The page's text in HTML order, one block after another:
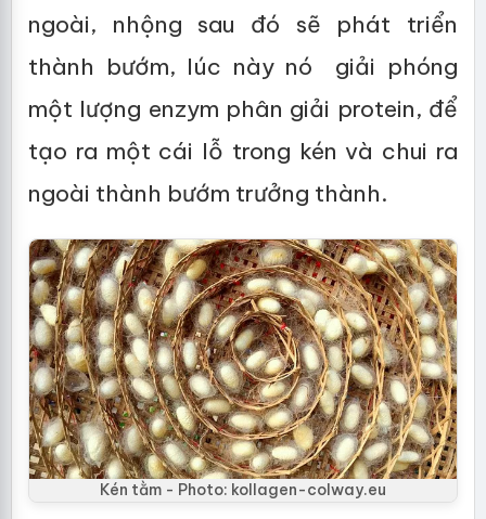
ngoài, nhộng sau đó sẽ phát triển
thành bướm, lúc này nó giải phóng
một lượng enzym phân giải protein, để
tạo ra một cái lỗ trong kén và chui ra
ngoài thành bướm trưởng thành.
Kén tằm - Photo: kollagen-colway.eu